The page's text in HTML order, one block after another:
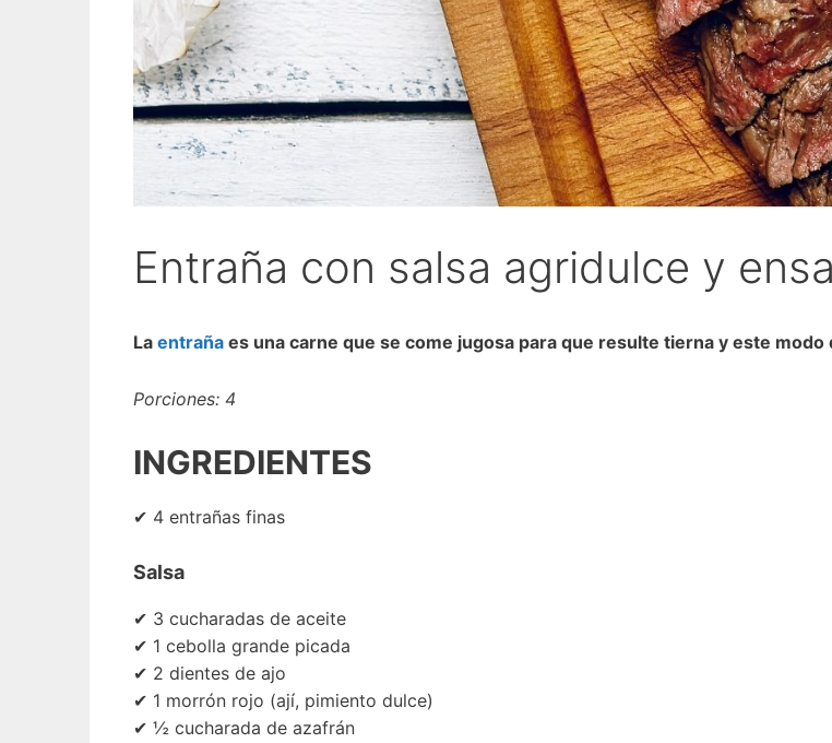
Entraña con salsa agridulce y
La entraña es una carne que se come jugosa para que resulte tierna y este
Porciones: 4
INGREDIENTES
✔ 4 entrañas finas
Salsa
✔ 3 cucharadas de aceite
✔ 1 cebolla grande picada
✔ 2 dientes de ajo
✔ 1 morrón rojo (ají, pimiento dulce)
✔ ½ cucharada de azafrán